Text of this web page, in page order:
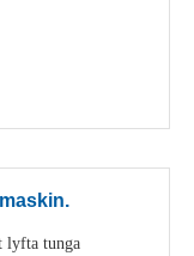
lyfta tunga